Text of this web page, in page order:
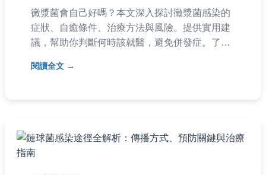
黴漿菌會自己好嗎？本文深入探討黴漿菌感染的
症狀、自癒條件、治療方法與風險。提供實用建
議，幫助你判斷何時該就醫，避免併發症。了解
閱讀全文